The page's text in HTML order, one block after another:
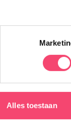
Alles toestaan
Het
Hét
lekker
Met
Lees
Lees